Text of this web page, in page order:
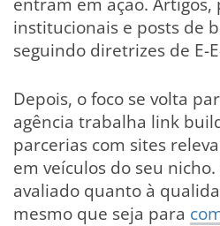
institucionais e posts de
seguindo diretrizes de E-
Depois, o foco se volta
agência trabalha link
parcerias com sites
em veículos do seu
avaliado quanto à
mesmo que seja para